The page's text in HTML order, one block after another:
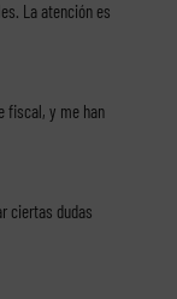
La atención es
fiscal, y me han
ciertas dudas